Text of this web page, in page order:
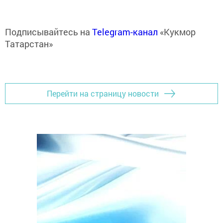
Подписывайтесь на Telegram-канал «Кукмор
Татарстан»
Перейти на страницу новости